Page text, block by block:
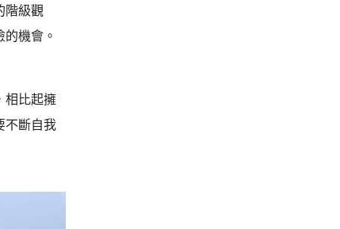
階級觀
機會。
相比起擁
不斷自我